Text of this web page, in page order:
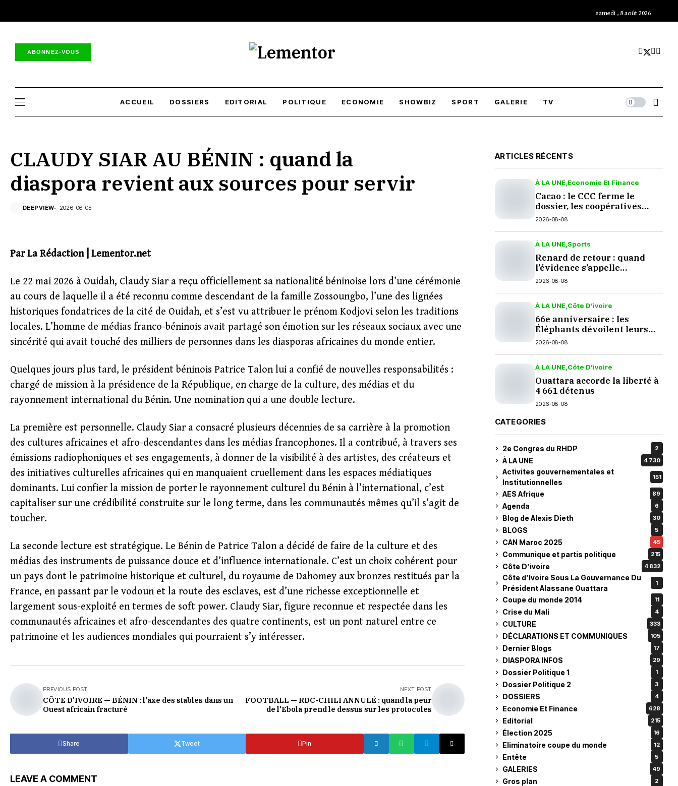
samedi , 8 août 2026
ABONNEZ-VOUS
ACCUEIL DOSSIERS EDITORIAL POLITIQUE ECONOMIE SHOWBIZ SPORT GALERIE TV
CLAUDY SIAR AU BÉNIN : quand la
diaspora revient aux sources pour servir
DEEPVIEW 2026-06-05
Par La Rédaction | Lementor.net
Le 22 mai 2026 à Ouidah, Claudy Siar a reçu officiellement sa nationalité béninoise lors d’une cérémonie
au cours de laquelle il a été reconnu comme descendant de la famille Zossoungbo, l’une des lignées
historiques fondatrices de la cité de Ouidah, et s’est vu attribuer le prénom Kodjovi selon les traditions
locales. L’homme de médias franco-béninois avait partagé son émotion sur les réseaux sociaux avec une
sincérité qui avait touché des milliers de personnes dans les diasporas africaines du monde entier.
Quelques jours plus tard, le président béninois Patrice Talon lui a confié de nouvelles responsabilités :
chargé de mission à la présidence de la République, en charge de la culture, des médias et du
rayonnement international du Bénin. Une nomination qui a une double lecture.
La première est personnelle. Claudy Siar a consacré plusieurs décennies de sa carrière à la promotion
des cultures africaines et afro-descendantes dans les médias francophones. Il a contribué, à travers ses
émissions radiophoniques et ses engagements, à donner de la visibilité à des artistes, des créateurs et
des initiatives culturelles africaines qui en manquaient cruellement dans les espaces médiatiques
dominants. Lui confier la mission de porter le rayonnement culturel du Bénin à l’international, c’est
capitaliser sur une crédibilité construite sur le long terme, dans les communautés mêmes qu’il s’agit de
toucher.
La seconde lecture est stratégique. Le Bénin de Patrice Talon a décidé de faire de la culture et des
médias des instruments de puissance douce et d’influence internationale. C’est un choix cohérent pour
un pays dont le patrimoine historique et culturel, du royaume de Dahomey aux bronzes restitués par la
France, en passant par le vodoun et la route des esclaves, est d’une richesse exceptionnelle et
largement sous-exploité en termes de soft power. Claudy Siar, figure reconnue et respectée dans les
communautés africaines et afro-descendantes des quatre continents, est un pont naturel entre ce
patrimoine et les audiences mondiales qui pourraient s’y intéresser.
PREVIOUS POST
CÔTE D'IVOIRE — BÉNIN : l'axe des stables dans un
Ouest africain fracturé
NEXT POST
FOOTBALL — RDC-CHILI ANNULÉ : quand la peur
de l'Ebola prend le dessus sur les protocoles
Share Tweet Pin
LEAVE A COMMENT
ARTICLES RÉCENTS
À LA UNE Economie Et Finance
Cacao : le CCC ferme le
dossier, les coopératives
grincent
2026-08-08
À LA UNE Sports
Renard de retour : quand
l’évidence s’appelle
palmarès
2026-08-08
À LA UNE Côte D’ivoire
66e anniversaire : les
Éléphants dévoilent leurs
nouveaux crocs à Yopougon
2026-08-08
À LA UNE Côte D’ivoire
Ouattara accorde la liberté à
4 661 détenus
2026-08-08
CATEGORIES
2e Congres du RHDP 2
À LA UNE 4 730
Activites gouvernementales et
Institutionnelles
151
AES Afrique 89
Agenda 6
Blog de Alexis Dieth 30
BLOGS 5
CAN Maroc 2025 45
Communique et partis politique 215
Côte D’ivoire 4 832
Côte d’Ivoire Sous La Gouvernance Du
Président Alassane Ouattara
1
Coupe du monde 2014 11
Crise du Mali 4
CULTURE 333
DÉCLARATIONS ET COMMUNIQUES 105
Dernier Blogs 17
DIASPORA INFOS 29
Dossier Politique 1 1
Dossier Politique 2 3
DOSSIERS 4
Economie Et Finance 628
Editorial 215
Élection 2025 16
Eliminatoire coupe du monde 12
Entête 5
GALERIES 49
Gros plan 2